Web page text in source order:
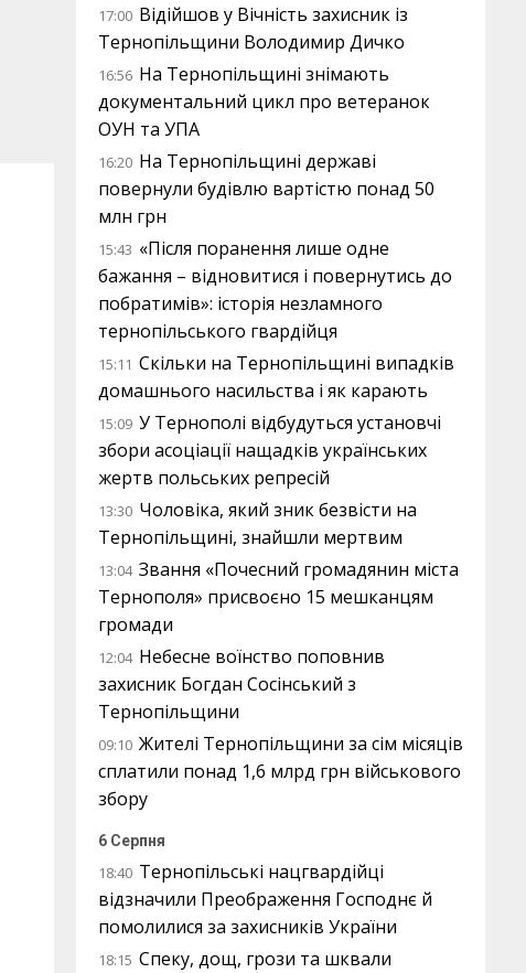
17:00 Відійшов у Вічність захисник із
Тернопільщини Володимир Дичко
16:56 На Тернопільщині знімають
документальний цикл про ветеранок
ОУН та УПА
16:20 На Тернопільщині державі
повернули будівлю вартістю понад 50
млн грн
15:43 «Після поранення лише одне
бажання – відновитися і повернутись до
побратимів»: історія незламного
тернопільського гвардійця
15:11 Скільки на Тернопільщині випадків
домашнього насильства і як карають
15:09 У Тернополі відбудуться установчі
збори асоціації нащадків українських
жертв польських репресій
13:30 Чоловіка, який зник безвісти на
Тернопільщині, знайшли мертвим
13:04 Звання «Почесний громадянин міста
Тернополя» присвоєно 15 мешканцям
громади
12:04 Небесне воїнство поповнив
захисник Богдан Сосінський з
Тернопільщини
09:10 Жителі Тернопільщини за сім місяців
сплатили понад 1,6 млрд грн військового
збору
6 Серпня
18:40 Тернопільські нацгвардійці
відзначили Преображення Господнє й
помолилися за захисників України
18:15 Спеку, дощ, грози та шквали